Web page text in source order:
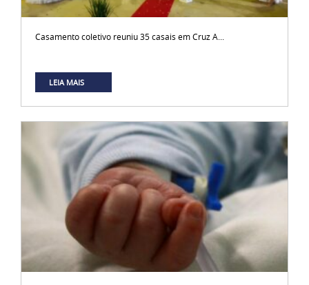
Casamento coletivo reuniu 35 casais em Cruz A...
LEIA MAIS